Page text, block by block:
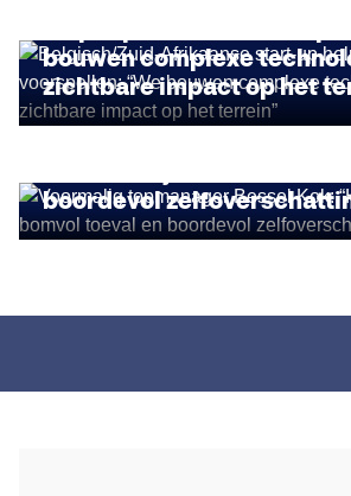
bouwen complexe
zichtbare impact op het
STORIES
boordevol